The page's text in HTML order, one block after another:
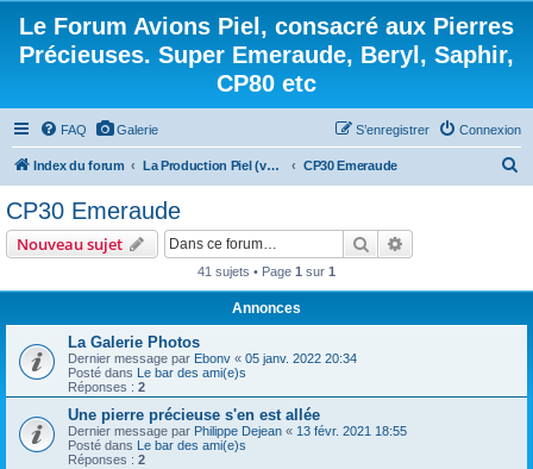
Le Forum Avions Piel, consacré aux Pierres
Précieuses. Super Emeraude, Beryl, Saphir,
CP80 etc
FAQ Galerie Connexion
S’enregistrer
Index du forum La Production Piel (vos questions, vos réponses) CP30 Emeraude
CP30 Emeraude
Nouveau sujet Rechercher
41 sujets • Page 1 sur 1
Annonces
La Galerie Photos
Dernier message par Ebonv « 05 janv. 2022 20:34
Posté dans Le bar des ami(e)s
Réponses : 2
Une pierre précieuse s'en est allée
Dernier message par Philippe Dejean « 13 févr. 2021 18:55
Posté dans Le bar des ami(e)s
Réponses : 2